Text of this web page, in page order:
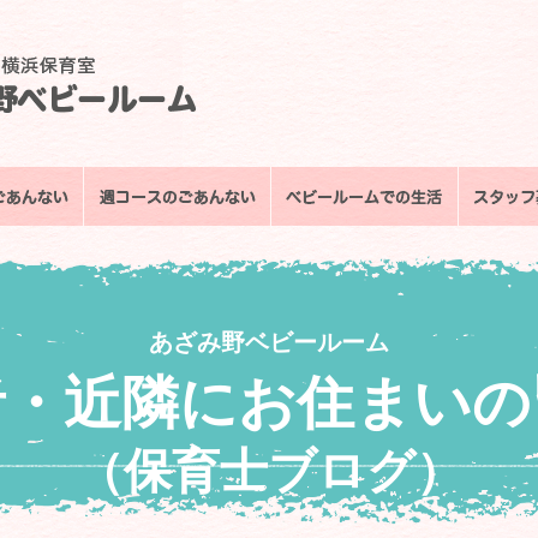
あざみ野ベビールーム
近隣にお住まい
（保育士ブログ）